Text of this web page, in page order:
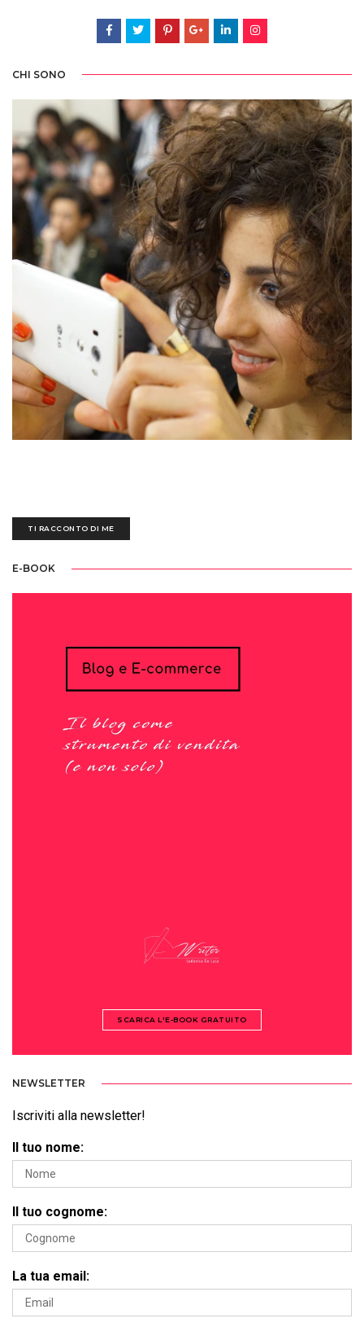
CHI SONO
TI RACCONTO DI ME
E-BOOK
SCARICA L'E-BOOK GRATUITO
NEWSLETTER
Iscriviti alla newsletter!
Il tuo nome:
Il tuo cognome:
La tua email: